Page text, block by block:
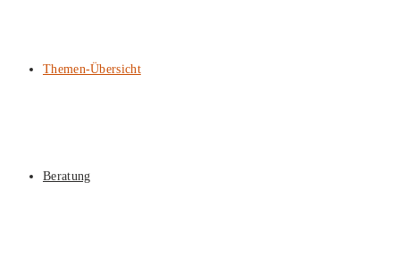
Themen-Übersicht
Beratung